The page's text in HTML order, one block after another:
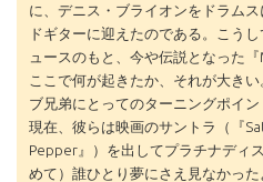
に、デニス・ブライオンをドラム
ドギターに迎えたのである。こう
ュースのもと、今や伝説となった『
ここで何が起きたか、それが大き
ブ兄弟にとってのターニングポイン
現在、彼らは映画のサントラ（『
Pepper』）を出してプラチナディ
めて）誰ひとり夢にさえ見なかった